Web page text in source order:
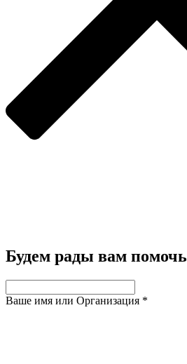
Будем рады вам помочь
Ваше имя или Организация *